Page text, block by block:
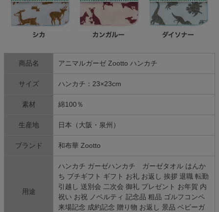
商品名 アニマルガーゼ Zootto ハンカチ
サイズ ハンカチ：23×23cm
素材 綿100％
生産地 日本（大阪・泉州）
ブランド 和布華 Zootto
用途
ハンカチ ガーゼハンカチ ガーゼタオル はんか
ち プチギフト ギフト お礼 お返し 挨拶 退職 転勤
引越し 送別会 二次会 御礼 プレゼント お年賀 内
祝い お祝 ノベルティ 記念品 粗品 ゴルフコンペ
来場記念 成約記念 贈り物 お返し 景品 ベビーガ